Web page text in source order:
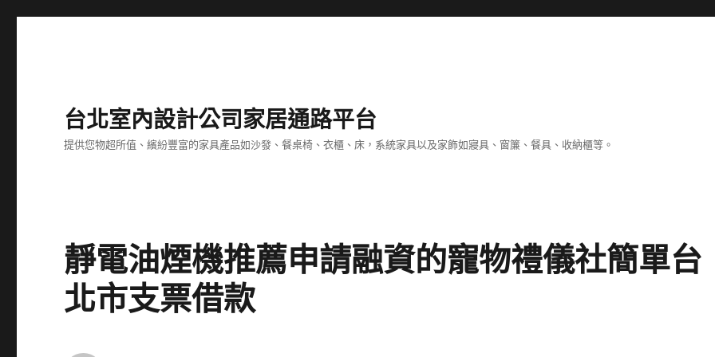
台北室內設計公司家居通路平台
提供您物超所值、繽紛豐富的家具產品如沙發、餐桌椅、衣櫃、床，系統家具以及家飾如寢具、窗簾、餐具、收納櫃等。
靜電油煙機推薦申請融資的寵物禮儀社簡單台
北市支票借款